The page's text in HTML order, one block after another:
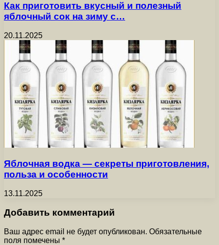
Как приготовить вкусный и полезный
яблочный сок на зиму с…
20.11.2025
Яблочная водка — секреты приготовления,
польза и особенности
13.11.2025
Добавить комментарий
Ваш адрес email не будет опубликован. Обязательные
поля помечены *